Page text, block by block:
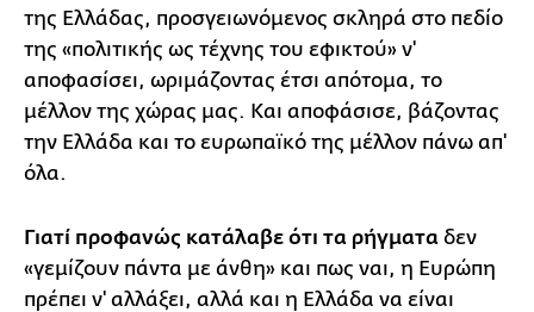
της Ελλάδας, προσγειωνόμενος σκληρά στο πεδίο
της «πολιτικής ως τέχνης του εφικτού» ν'
αποφασίσει, ωριμάζοντας έτσι απότομα, το
μέλλον της χώρας μας. Και αποφάσισε, βάζοντας
την Ελλάδα και το ευρωπαϊκό της μέλλον πάνω απ'
όλα.
Γιατί προφανώς κατάλαβε ότι τα ρήγματα δεν
«γεμίζουν πάντα με άνθη» και πως ναι, η Ευρώπη
πρέπει ν' αλλάξει, αλλά και η Ελλάδα να είναι